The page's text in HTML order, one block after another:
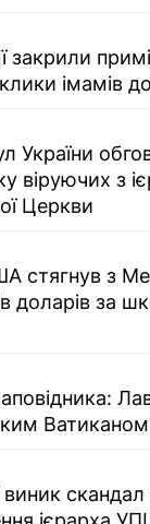
закрили
імамів
України
віруючих з
Церкви
стягнув з
доларів за
Ватиканом
виник скандал